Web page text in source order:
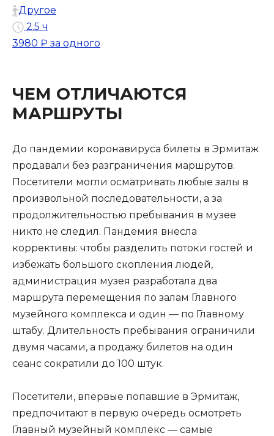
Другое
2.5 ч
3980 ₽ за одного
ЧЕМ ОТЛИЧАЮТСЯ
МАРШРУТЫ
До пандемии коронавируса билеты в Эрмитаж
продавали без разграничения маршрутов.
Посетители могли осматривать любые залы в
произвольной последовательности, а за
продолжительностью пребывания в музее
никто не следил. Пандемия внесла
коррективы: чтобы разделить потоки гостей и
избежать большого скопления людей,
администрация музея разработала два
маршрута перемещения по залам Главного
музейного комплекса и один — по Главному
штабу. Длительность пребывания ограничили
двумя часами, а продажу билетов на один
сеанс сократили до 100 штук.
Посетители, впервые попавшие в Эрмитаж,
предпочитают в первую очередь осмотреть
Главный музейный комплекс — самые